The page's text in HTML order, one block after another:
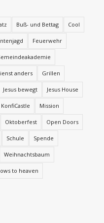
Buß- und Bettag Cool
Feuerwehr
anders Grillen
Jesus bewegt Jesus House
KonfiCastle Mission
Oktoberfest Open Doors
Schule Spende
Weihnachtsbaum
to heaven